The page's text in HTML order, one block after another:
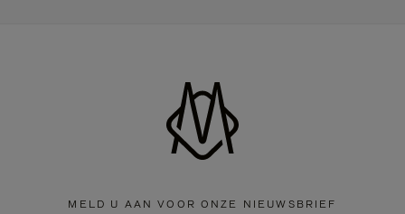
MELD U AAN VOOR ONZE NIEUWSBRIEF